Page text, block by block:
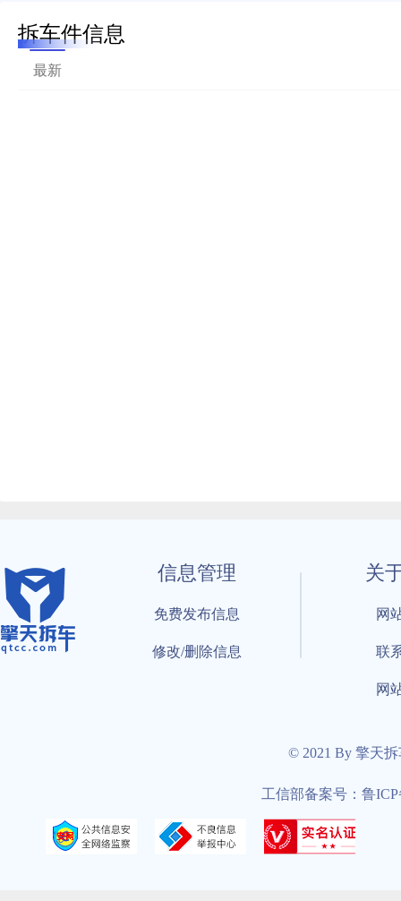
拆车件信息
最新
信息管理
免费发布信息
修改/删除信息
关
网
联
网
© 2021 By 擎天
工信部备案号：鲁